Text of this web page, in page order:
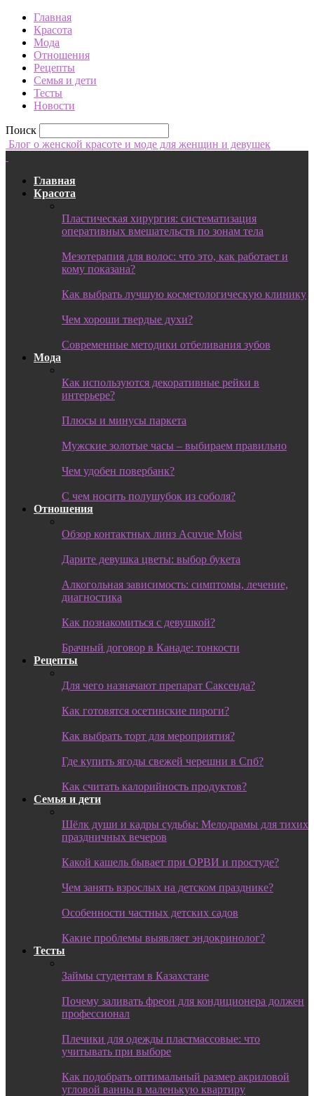
Главная
Красота
Мода
Отношения
Рецепты
Семья и дети
Тесты
Новости
Поиск
Блог о женской красоте и моде для женщин и девушек
Главная
Красота
Пластическая хирургия: систематизация
оперативных вмешательств по зонам тела
Мезотерапия для волос: что это, как работает и
кому показана?
Как выбрать лучшую косметологическую клинику
Чем хороши твердые духи?
Современные методики отбеливания зубов
Мода
Как используются декоративные рейки в
интерьере?
Плюсы и минусы паркета
Мужские золотые часы – выбираем правильно
Чем удобен повербанк?
С чем носить полушубок из соболя?
Отношения
Обзор контактных линз Acuvue Moist
Дарите девушка цветы: выбор букета
Алкогольная зависимость: симптомы, лечение,
диагностика
Как познакомиться с девушкой?
Брачный договор в Канаде: тонкости
Рецепты
Для чего назначают препарат Саксенда?
Как готовятся осетинские пироги?
Как выбрать торт для мероприятия?
Где купить ягоды свежей черешни в Спб?
Как считать калорийность продуктов?
Семья и дети
Шёлк души и кадры судьбы: Мелодрамы для тихих
праздничных вечеров
Какой кашель бывает при ОРВИ и простуде?
Чем занять взрослых на детском празднике?
Особенности частных детских садов
Какие проблемы выявляет эндокринолог?
Тесты
Займы студентам в Казахстане
Почему заливать фреон для кондиционера должен
профессионал
Плечики для одежды пластмассовые: что
учитывать при выборе
Как подобрать оптимальный размер акриловой
угловой ванны в маленькую квартиру